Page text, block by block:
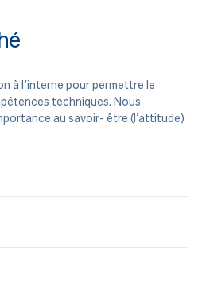
à l’interne pour permettre le
techniques. Nous
au savoir- être (l’attitude)